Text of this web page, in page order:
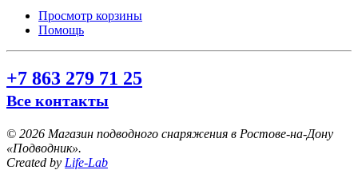
Просмотр корзины
Помощь
+7 863 279 71 25
Все контакты
© 2026 Магазин подводного снаряжения в Ростове-на-Дону
«Подводник».
Created by Life-Lab